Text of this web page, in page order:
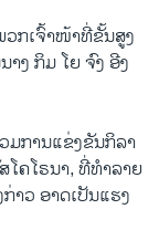
ກເຈົ້າໜ້າທີ່ຂັ້ນສູງ
ງ ກິມ ໂຍ ຈົງ ອີງ
ມການແຂ່ງຂັນກິລາ
ໂຄໂຣນາ, ທີ່ທຳລາຍ
າວ ອາດເປັນແຮງ